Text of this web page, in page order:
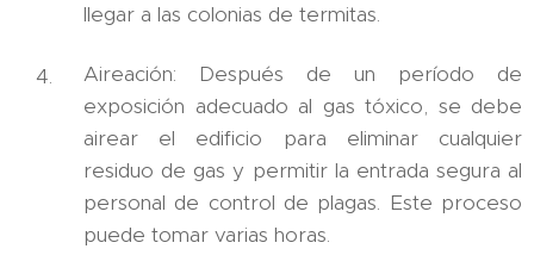
llegar a las colonias de termitas.
Aireación: Después de un período de
exposición adecuado al gas tóxico, se debe
airear el edificio para eliminar cualquier
residuo de gas y permitir la entrada segura al
personal de control de plagas. Este proceso
puede tomar varias horas.